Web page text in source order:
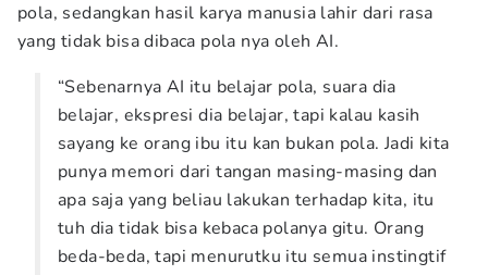
pola, sedangkan hasil karya manusia lahir dari rasa
yang tidak bisa dibaca pola nya oleh AI.
“Sebenarnya AI itu belajar pola, suara dia
belajar, ekspresi dia belajar, tapi kalau kasih
sayang ke orang ibu itu kan bukan pola. Jadi kita
punya memori dari tangan masing-masing dan
apa saja yang beliau lakukan terhadap kita, itu
tuh dia tidak bisa kebaca polanya gitu. Orang
beda-beda, tapi menurutku itu semua instingtif